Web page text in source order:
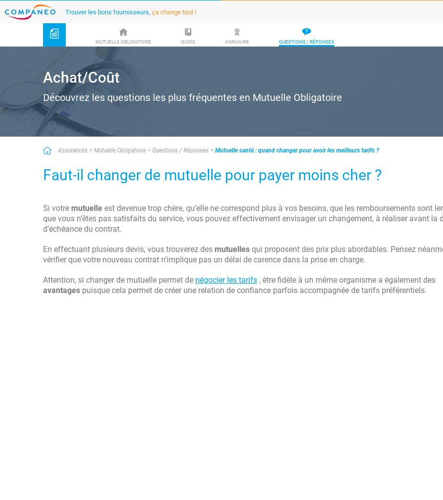
Trouver les bons fournisseurs, ça change tout !
MUTUELLE OBLIGATOIRE GUIDE ANNUAIRE QUESTIONS / RÉPONSES
Achat/Coût
Découvrez les questions les plus fréquentes en Mutuelle Obligatoire
Assurances Mutuelle Obligatoire Questions / Réponses Mutuelle santé : quand changer pour avoir les meilleurs tarifs ?
Faut-il changer de mutuelle pour payer moins cher ?
Si votre mutuelle est devenue trop chère, qu’elle ne correspond plus à vos besoins, que les remboursements sont
que vous n’êtes pas satisfaits du service, vous pouvez effectivement envisager un changement, à réaliser avant la
d’échéance du contrat.
En effectuant plusieurs devis, vous trouverez des mutuelles qui proposent des prix plus abordables. Pensez
vérifier que votre nouveau contrat n’implique pas un délai de carence dans la prise en charge.
Attention, si changer de mutuelle permet de négocier les tarifs , être fidèle à un même organisme a également des
avantages puisque cela permet de créer une relation de confiance parfois accompagnée de tarifs préférentiels.